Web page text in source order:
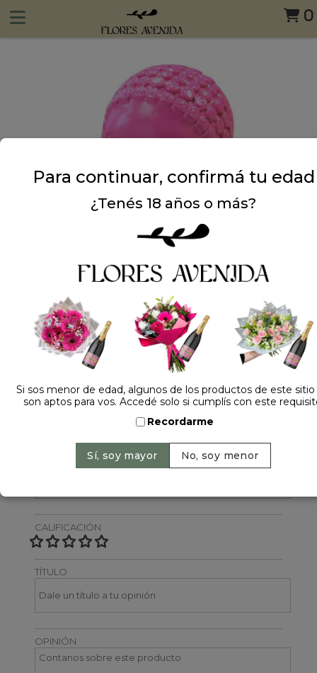
0
Dejá tu opinión
NOMBRE
CALIFICACIÓN
TÍTULO
OPINIÓN
Para continuar, confirmá tu edad
¿Tenés 18 años o más?
Si sos menor de edad, algunos de los productos de este
son aptos para vos. Accedé solo si cumplís con este
Recordarme